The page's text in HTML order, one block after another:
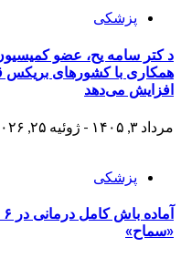
پزشکی
د کتر سامه یح، عضو
همکاری با کشورهای بریکس
افزایش می‌دهد
مرداد ۳, ۱۴۰۵ - ژوئیه ۲۵, ۲۰۲۶
پزشکی
«سماح»